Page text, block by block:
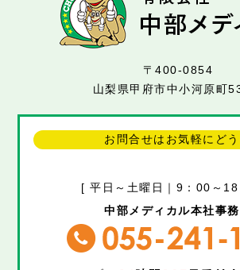
〒400-0854
山梨県甲府市中小河原町
お問合せはお気軽にど
[ 平日～土曜日｜9：00～
中部メディカル本社事